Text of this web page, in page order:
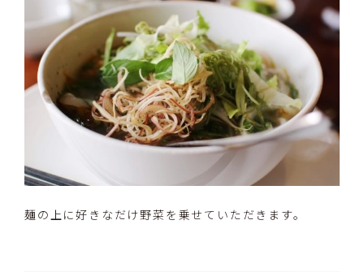
麺の上に好きなだけ野菜を乗せていただきます。